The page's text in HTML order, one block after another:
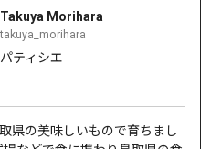
Takuya Morihara
takuya_morihara
パティシエ
取県の美味しいもので育ちまし